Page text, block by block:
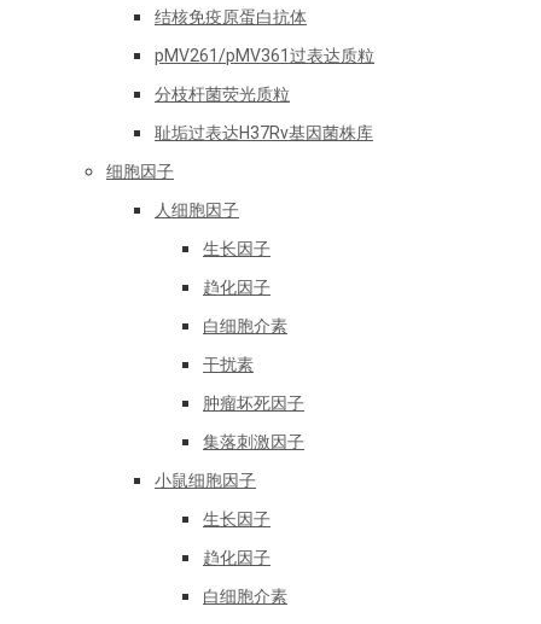
结核免疫原蛋白抗体
pMV261/pMV361过表达质粒
分枝杆菌荧光质粒
耻垢过表达H37Rv基因菌株库
细胞因子
人细胞因子
生长因子
趋化因子
白细胞介素
干扰素
肿瘤坏死因子
集落刺激因子
小鼠细胞因子
生长因子
趋化因子
白细胞介素